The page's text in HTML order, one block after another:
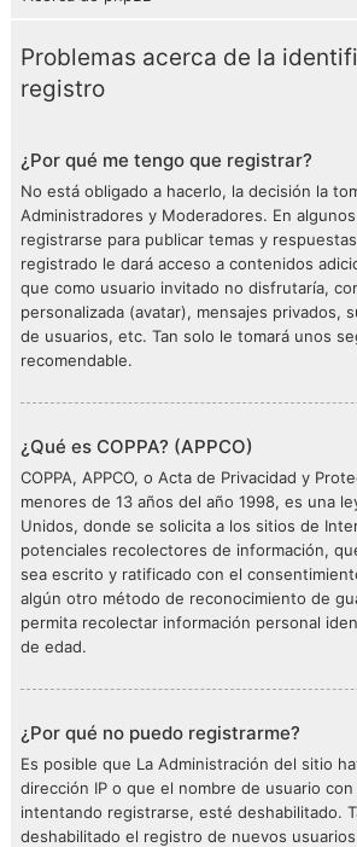
Problemas acerca de la
registro
¿Por qué me tengo que registrar?
No está obligado a hacerlo, la decisión la
Administradores y Moderadores. En
registrarse para publicar temas y
registrado le dará acceso a contenidos
que como usuario invitado no disfrutaría,
personalizada (avatar), mensajes privados,
de usuarios, etc. Tan solo le tomará unos
recomendable.
¿Qué es COPPA? (APPCO)
COPPA, APPCO, o Acta de Privacidad y
menores de 13 años del año 1998, es una
Unidos, donde se solicita a los sitios de
potenciales recolectores de información,
sea escrito y ratificado con el
algún otro método de reconocimiento de
permita recolectar información personal
de edad.
¿Por qué no puedo registrarme?
Es posible que La Administración del sitio
dirección IP o que el nombre de usuario
intentando registrarse, esté deshabilitado.
deshabilitado el registro de nuevos